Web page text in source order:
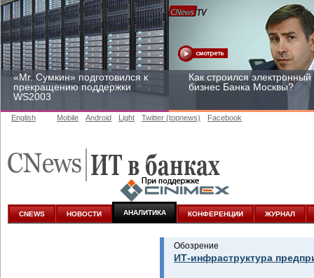
«Mr. Сумкин» подготовился к
прекращению поддержки
WS2003
Как строился электронный
бизнес Банка Москвы?
Заоблачная оптимизация:
как Faberlic изменил подход
к аналитике
Рейтинг
участвовать
English Mobile Android Light Twitter (topnews) Facebook
CNEWS НОВОСТИ АНАЛИТИКА КОНФЕРЕНЦИИ ЖУРНАЛ
Обозрение
ИТ-инфраструктура